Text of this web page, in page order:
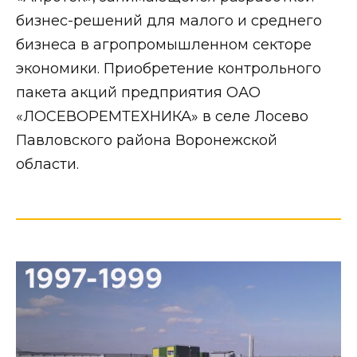
бизнес-решений для малого и среднего
бизнеса в агропромышленном секторе
экономики. Приобретение контрольного
пакета акций предприятия ОАО
«ЛОСЕВОРЕМТЕХНИКА» в селе Лосево
Павловского района Воронежской
области.